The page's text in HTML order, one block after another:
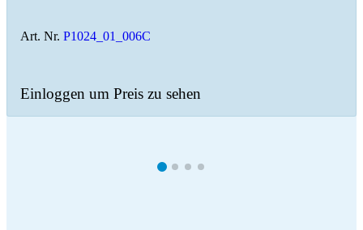
Art. Nr. P1024_01_006C
Einloggen um Preis zu sehen